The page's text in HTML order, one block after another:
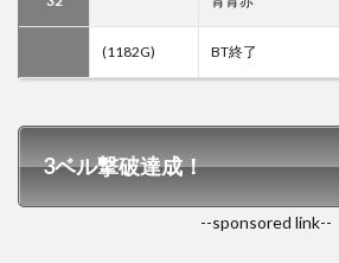
(1182G) BT終了
3ベル撃破達成！
--sponsored link--